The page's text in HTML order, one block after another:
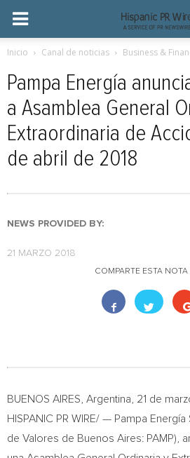
Inicio Canal de noticias Business &
Pampa Energía
a Asamblea General
Extraordinaria de
de abril de 2018
NEWS PROVIDED BY:
21 MARZO 2018
COMPARTE ESTA NOTA
BUENOS AIRES, Argentina , 21 de
HISPANIC PR WIRE/ — Pampa Energía
de Valores de Buenos Aires: PAMP),